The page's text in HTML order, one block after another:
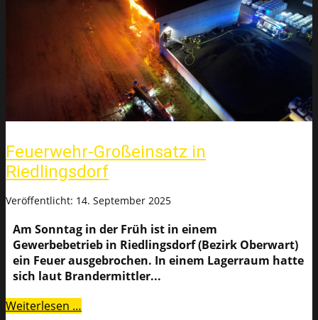
Feuerwehr-Großeinsatz in
Riedlingsdorf
Veröffentlicht: 14. September 2025
Am Sonntag in der Früh ist in einem
Gewerbebetrieb in Riedlingsdorf (Bezirk Oberwart)
ein Feuer ausgebrochen. In einem Lagerraum hatte
sich laut Brandermittler...
Weiterlesen …